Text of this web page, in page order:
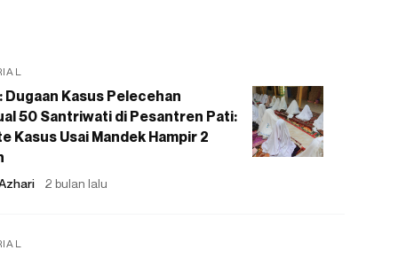
Dugaan Kasus Pelecehan
50 Santriwati di Pesantren Pati:
Kasus Usai Mandek Hampir 2
2 bulan lalu